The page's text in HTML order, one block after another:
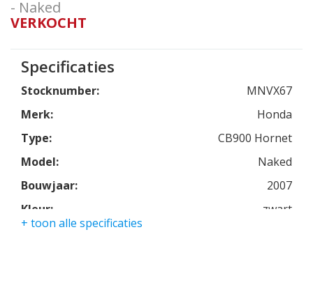
- Naked
VERKOCHT
Specificaties
Stocknumber:
MNVX67
Merk:
Honda
Type:
CB900 Hornet
Model:
Naked
Bouwjaar:
2007
Kleur:
zwart
+ toon alle specificaties